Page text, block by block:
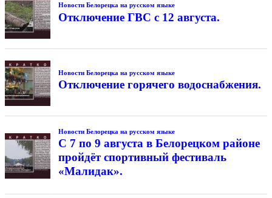
Новости Белорецка на русском языке
Отключение ГВС с 12 августа.
Новости Белорецка на русском языке
Отключение горячего водоснабжения.
Новости Белорецка на русском языке
С 7 по 9 августа в Белорецком районе
пройдёт спортивный фестиваль
«Малидак».